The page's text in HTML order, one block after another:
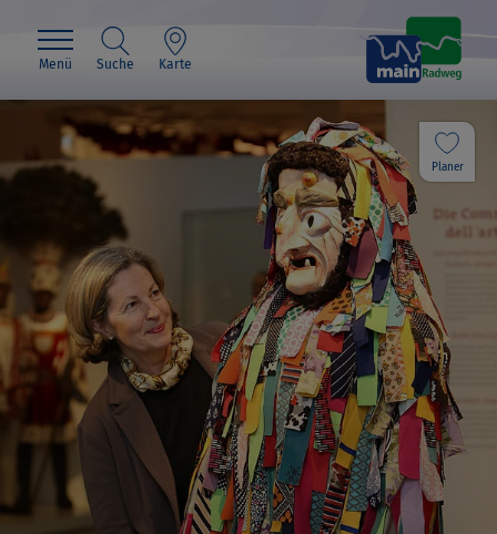
Menü Suche Karte
Planer